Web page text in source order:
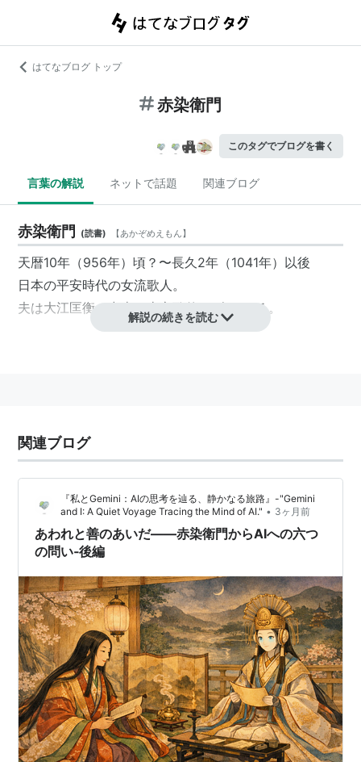
はてなブログ トップ
赤染衛門
このタグでブログを書く
言葉の解説 ネットで話題 関連ブログ
赤染衛門 (読書) 【あかぞめえもん】
天暦10年（956年）頃？〜長久2年（1041年）以後
日本の平安時代の女流歌人。
夫は大江匡衡。中古三十六歌仙の1人である。
解説の続きを読む
関連ブログ
『私とGemini：AIの思考を辿る、静かなる旅路』-"Gemini
and I: A Quiet Voyage Tracing the Mind of AI." • 3ヶ月前
あわれと善のあいだ――赤染衛門からAIへの六つ
の問い‐後編